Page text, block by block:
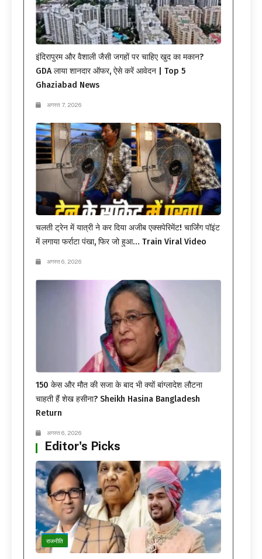
इंदिरापुरम और वैशाली जैसी जगहों पर चाहिए खुद का मकान?
GDA लाया शानदार ऑफर, ऐसे करें आवेदन | Top 5
Ghaziabad News
अगस्त 7, 2026
चलती ट्रेन में यात्री ने कर दिया अजीब एक्सपेरिमेंट! चार्जिंग पॉइंट
में लगाया फर्राटा पंखा, फिर जो हुआ… Train Viral Video
अगस्त 6, 2026
150 केस और मौत की सजा के बाद भी क्यों बांग्लादेश लौटना
चाहती हैं शेख हसीना? Sheikh Hasina Bangladesh
Return
अगस्त 6, 2026
Editor's Picks
राजनीति